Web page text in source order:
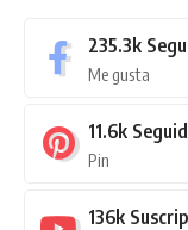
235.3k
Me gusta
11.6k
Pin
136k